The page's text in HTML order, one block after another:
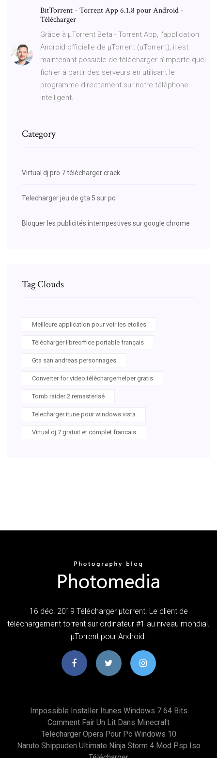
BitTorrent - Torrent App 6.1.8 pour Android -
Télécharger
Grâce à µTorrent Beta - Torrent App, l'application
Android officielle de µTorrent (uTorrent), il est
maintenant possible de télécharger n'importe quel
fichier à partir des serveurs en utilisant le
programme directement sur notre téléphone
intelligent.
Category
Virtual dj pro 7 télécharger crack
Telecharger jeu de gta 5 sur pc
Bloquer les publicités intempestives sur google chrome
Tag Clouds
Meilleure application pour voir les etoiles
Télécharger libreoffice portable français
Gta san andreas personnages
Converter for video téléchargerhelper gratis
Tomb raider 2 remasterisé
Telecharger itune pour windows vista
Virtual dj 7 gratuit et complet francais
16 déc. 2019 Télécharger µtorrent. Le client de
téléchargement torrent sur ordinateur #1 au niveau mondial.
µTorrent pour Android.
Impossible Installer Itunes Windows 7 64 Bits
Comment Fair Un Lit Dans Minecraft
Telecharger Opera Pour Pc Windows 10
Naruto Shippuden Ultimate Ninja Storm 4 Mod Psp Iso